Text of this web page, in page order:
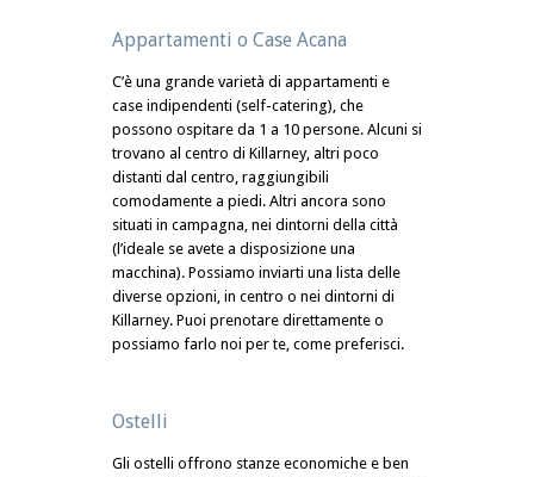
Appartamenti o Case Acana
C’è una grande varietà di appartamenti e
case indipendenti (self-catering), che
possono ospitare da 1 a 10 persone. Alcuni si
trovano al centro di Killarney, altri poco
distanti dal centro, raggiungibili
comodamente a piedi. Altri ancora sono
situati in campagna, nei dintorni della città
(l’ideale se avete a disposizione una
macchina). Possiamo inviarti una lista delle
diverse opzioni, in centro o nei dintorni di
Killarney. Puoi prenotare direttamente o
possiamo farlo noi per te, come preferisci.
Ostelli
Gli ostelli offrono stanze economiche e ben